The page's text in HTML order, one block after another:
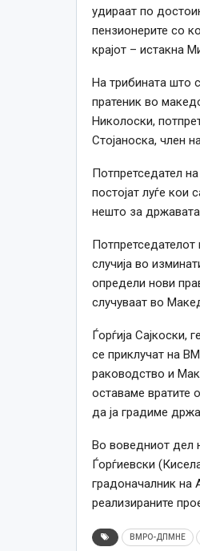
удираат по
пензионерите со
крајот – истакна
На трибината што
пратеник во
Николоски,
Стојаноска,
Потпретседател
постојат луѓе кои
нешто за
случија во
определи нови
случуваат во
Ѓорѓија
се приклучат на
раководство и
оставаме вратите
да ја градиме
Во воведниот дел
Ѓорѓиевски
градоначалник на
реализираните
ВМРО-ДПМНЕ